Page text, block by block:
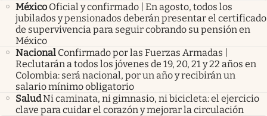
México Oficial y confirmado | En agosto, todos los
jubilados y pensionados deberán presentar el certificado
de supervivencia para seguir cobrando su pensión en
México
Nacional Confirmado por las Fuerzas Armadas |
Reclutarán a todos los jóvenes de 19, 20, 21 y 22 años en
Colombia: será nacional, por un año y recibirán un
salario mínimo obligatorio
SaludNi caminata, ni gimnasio, ni bicicleta: el ejercicio
clave para cuidar el corazón y mejorar la circulación